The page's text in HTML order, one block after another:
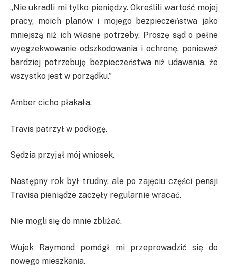
„Nie ukradli mi tylko pieniędzy. Określili wartość mojej
pracy, moich planów i mojego bezpieczeństwa jako
mniejszą niż ich własne potrzeby. Proszę sąd o pełne
wyegzekwowanie odszkodowania i ochronę, ponieważ
bardziej potrzebuję bezpieczeństwa niż udawania, że
wszystko jest w porządku.”
Amber cicho płakała.
Travis patrzył w podłogę.
Sędzia przyjął mój wniosek.
Następny rok był trudny, ale po zajęciu części pensji
Travisa pieniądze zaczęły regularnie wracać.
Nie mogli się do mnie zbliżać.
Wujek Raymond pomógł mi przeprowadzić się do
nowego mieszkania.